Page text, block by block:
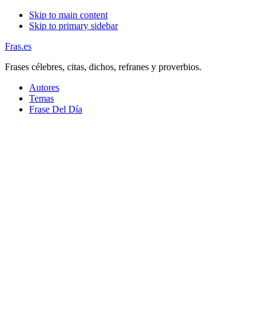
Skip to main content
Skip to primary sidebar
Fras.es
Frases célebres, citas, dichos, refranes y proverbios.
Autores
Temas
Frase Del Día